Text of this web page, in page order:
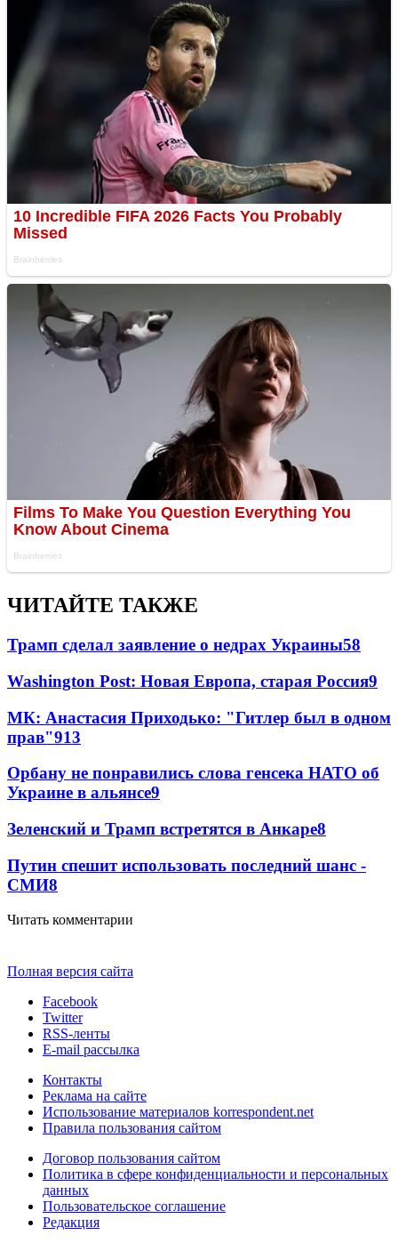
ЧИТАЙТЕ ТАКЖЕ
Трамп сделал заявление о недрах Украины58
Washington Post: Новая Европа, старая Россия9
МК: Анастасия Приходько: "Гитлер был в одном
прав"913
Орбану не понравились слова генсека НАТО об
Украине в альянсе9
Зеленский и Трамп встретятся в Анкаре8
Путин спешит использовать последний шанс -
СМИ8
Читать комментарии
Полная версия сайта
Facebook
Twitter
RSS-ленты
E-mail рассылка
Контакты
Реклама на сайте
Использование материалов korrespondent.net
Правила пользования сайтом
Договор пользования сайтом
Политика в сфере конфиденциальности и персональных
данных
Пользовательское соглашение
Редакция